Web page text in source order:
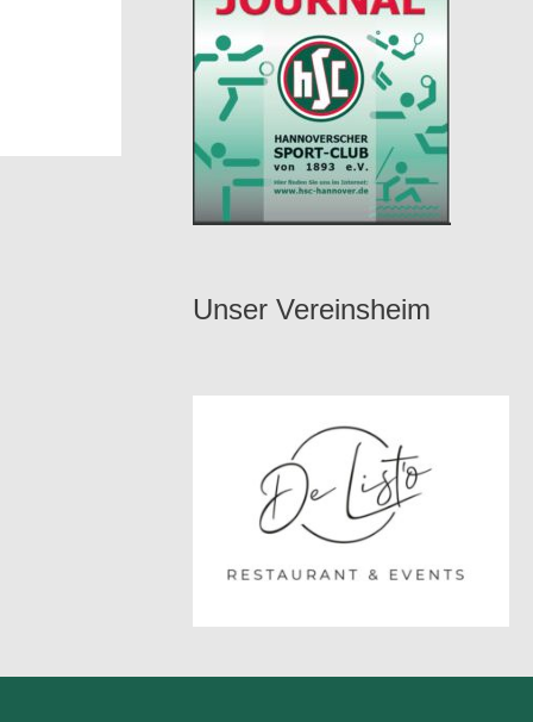
Unser Vereinsheim